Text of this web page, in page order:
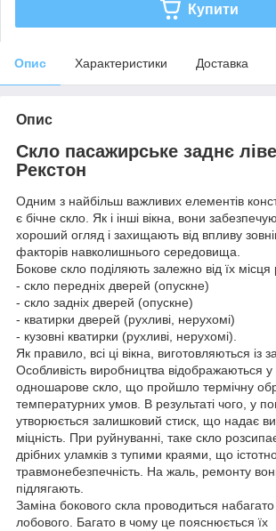
Купити
Опис Характеристики Доставка
Опис
Скло пасажирське заднє
Рекстон
Одним з найбільш важливих елементів
є бічне скло. Як і інші вікна, вони
хороший огляд і захищають від впливу
факторів навколишнього середовища.
Бокове скло поділяють залежно від їх
- скло передніх дверей (опускне)
- скло задніх дверей (опускне)
- кватирки дверей (рухливі, нерухомі)
- кузовні кватирки (рухливі, нерухомі).
Як правило, всі ці вікна, виготовляються із
Особливість виробництва відображаються у
одношарове скло, що пройшло термічну
температурних умов. В результаті чого, у
утворюється залишковий стиск, що надає
міцність. При руйнуванні, таке скло
дрібних уламків з тупими краями, що
травмонебезпечність. На жаль, ремонту
підлягають.
Заміна бокового скла проводиться
лобового. Багато в чому це пояснюється їх